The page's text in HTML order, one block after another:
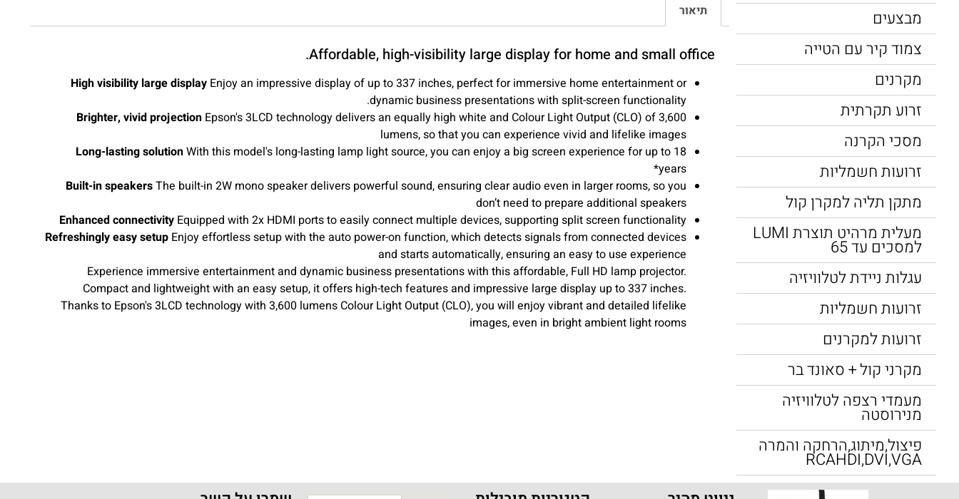
מבצעים
צמוד קיר עם הטייה
מקרנים
זרוע תקרתית
מסכי הקרנה
זרועות חשמליות
מתקן תליה למקרן קול
מעלית מרהיט תוצרת LUMI
למסכים עד 65
עגלות ניידת לטלוויזיה
זרועות חשמליות
זרועות למקרנים
מקרני קול + סאונד בר
מעמדי רצפה לטלוויזיה
מנירוסטה
פיצול,מיתוג,הרחקה והמרה
RCAHDI,DVI,VGA
תיאור
Affordable, high-visibility large display for home and small office.
High visibility large display Enjoy an impressive display of up to 337 inches, perfect for immersive home entertainment or
dynamic business presentations with split-screen functionality.
Brighter, vivid projection Epson's 3LCD technology delivers an equally high white and Colour Light Output (CLO) of 3,600
lumens, so that you can experience vivid and lifelike images
Long-lasting solutionWith this model's long-lasting lamp light source, you can enjoy a big screen experience for up to 18
years*
Built-in speakersThe built-in 2W mono speaker delivers powerful sound, ensuring clear audio even in larger rooms, so you
don’t need to prepare additional speakers
Enhanced connectivity Equipped with 2x HDMI ports to easily connect multiple devices, supporting split screen functionality
Refreshingly easy setup Enjoy effortless setup with the auto power-on function, which detects signals from connected devices
and starts automatically, ensuring an easy to use experience
Experience immersive entertainment and dynamic business presentations with this affordable, Full HD lamp projector.
Compact and lightweight with an easy setup, it offers high-tech features and impressive large display up to 337 inches.
Thanks to Epson's 3LCD technology with 3,600 lumens Colour Light Output (CLO), you will enjoy vibrant and detailed lifelike
images, even in bright ambient light rooms